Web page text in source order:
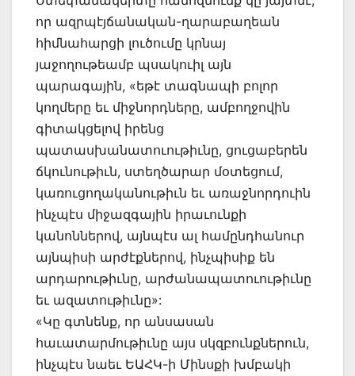
որ ազրպէյճանական-ղարաբաղեան
հիմնահարցի լուծումը կրնայ
յաջողութեամբ պսակուիլ այն
պարագային, «եթէ տագնապի բոլոր
կողմերը եւ միջնորդները, ամբողջովին
գիտակցելով իրենց
պատասխանատուութիւնը, ցուցաբերեն
ճկունութիւն, ստեղծարար մօտեցում,
կառուցողականութիւն եւ առաջնորդուին
ինչպէս միջազգային իրաւունքի
կանոններով, այնպէս ալ համընդհանուր
այնպիսի արժէքներով, ինչպիսիք են
արդարութիւնը, արժանապատուութիւնը
եւ ազատութիւնը»:
«Կը գտնենք, որ անսասան
հաւատարմութիւնը այս սկզբունքներուն,
ինչպէս նաեւ ԵԱՀԿ-ի Մինսքի խմբակի